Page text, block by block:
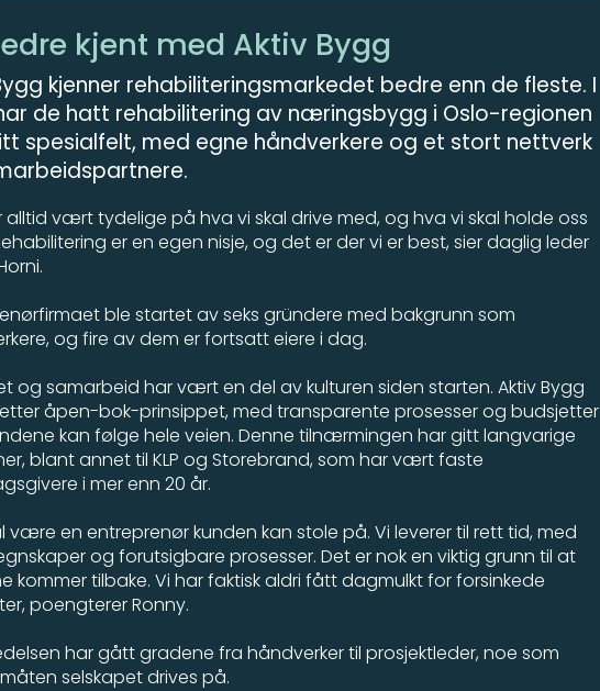
kjent med Aktiv Bygg
kjenner rehabiliteringsmarkedet bedre enn de fleste. I
de hatt rehabilitering av næringsbygg i Oslo-regionen
spesialfelt, med egne håndverkere og et stort nettverk
alltid vært tydelige på hva vi skal drive med, og hva vi skal holde oss
er en egen nisje, og det er der vi er best, sier daglig leder
ble startet av seks gründere med bakgrunn som
og fire av dem er fortsatt eiere i dag.
og samarbeid har vært en del av kulturen siden starten. Aktiv Bygg
åpen-bok-prinsippet, med transparente prosesser og budsjetter
kan følge hele veien. Denne tilnærmingen har gitt langvarige
blant annet til KLP og Storebrand, som har vært faste
i mer enn 20 år.
være en entreprenør kunden kan stole på. Vi leverer til rett tid, med
og forutsigbare prosesser. Det er nok en viktig grunn til at
kommer tilbake. Vi har faktisk aldri fått dagmulkt for forsinkede
poengterer Ronny.
har gått gradene fra håndverker til prosjektleder, noe som
selskapet drives på.